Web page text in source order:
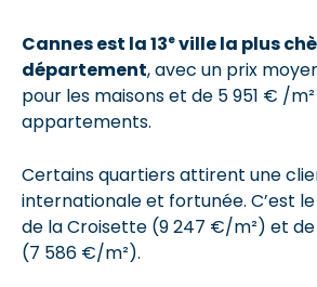
Cannes est la 13e ville la plus
département, avec un prix
pour les maisons et de 5 951 € /
appartements.
Certains quartiers attirent une
internationale et fortunée. C’est
de la Croisette (9 247 €/m²) et
(7 586 €/m²).